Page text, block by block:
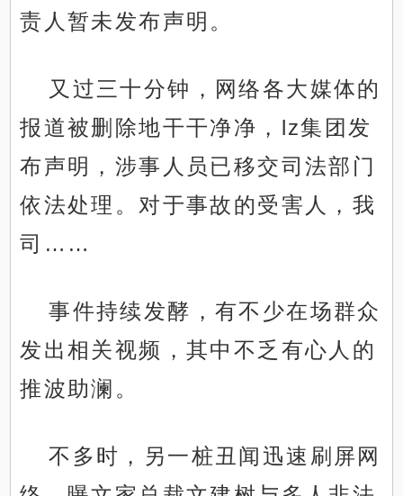
责人暂未发布声明。
又过三十分钟，网络各大媒体的
报道被删除地干干净净，lz集团发
布声明，涉事人员已移交司法部门
依法处理。对于事故的受害人，我
司……
事件持续发酵，有不少在场群众
发出相关视频，其中不乏有心人的
推波助澜。
不多时，另一桩丑闻迅速刷屏网